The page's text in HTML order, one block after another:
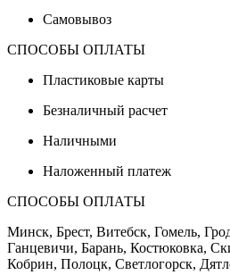
Самовывоз
СПОСОБЫ ОПЛАТЫ
Пластиковые карты
Безналичный расчет
Наличными
Наложенный платеж
СПОСОБЫ ОПЛАТЫ
Минск, Брест, Витебск, Гомель,
Ганцевичи, Барань, Костюковка,
Кобрин, Полоцк, Светлогорск,